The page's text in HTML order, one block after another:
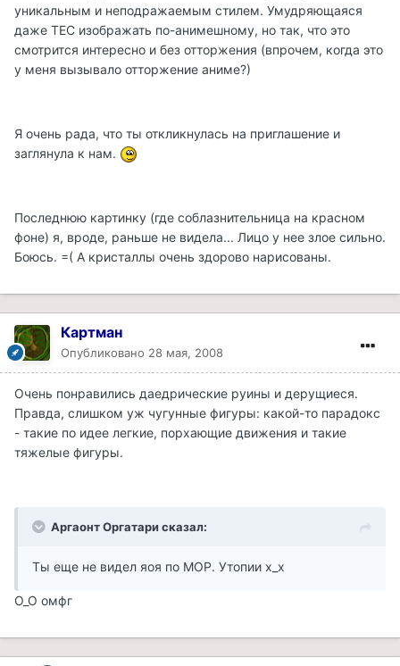
уникальным и неподражаемым стилем. Умудряющаяся
даже ТЕС изображать по-анимешному, но так, что это
смотрится интересно и без отторжения (впрочем, когда это
у меня вызывало отторжение аниме?)
Я очень рада, что ты откликнулась на приглашение и
заглянула к нам.
Последнюю картинку (где соблазнительница на красном
фоне) я, вроде, раньше не видела... Лицо у нее злое сильно.
Боюсь. =( А кристаллы очень здорово нарисованы.
Картман
Опубликовано 28 мая, 2008
Очень понравились даедрические руины и дерущиеся.
Правда, слишком уж чугунные фигуры: какой-то парадокс
- такие по идее легкие, порхающие движения и такие
тяжелые фигуры.
Аргаонт Оргатари сказал:
Ты еще не видел яоя по МОР. Утопии х_х
О_О омфг